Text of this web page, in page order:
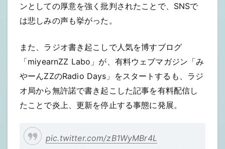
ンとしての厚意を強く批判されたことで、SNSで
は悲しみの声も挙がった。
また、ラジオ書き起こしで人気を博すブログ
「miyearnZZ Labo」が、有料ウェブマガジン「み
やーんZZのRadio Days」をスタートするも、ラジ
オ局から無許諾で書き起こした記事を有料配信し
たことで炎上、更新を停止する事態に発展。
pic.twitter.com/zB1WyMBr4L